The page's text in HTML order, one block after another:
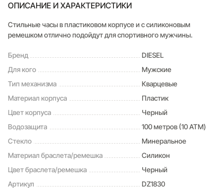
ОПИСАНИЕ И ХАРАКТЕРИСТИКИ
Стильные часы в пластиковом корпусе и с силиконовым
ремешком отлично подойдут для спортивного мужчины.
Бренд
DIESEL
Для кого
Мужские
Тип механизма
Кварцевые
Материал корпуса
Пластик
Цвет корпуса
Черный
Водозащита
100 метров (10 ATM)
Стекло
Минеральное
Материал браслета/ремешка
Силикон
Цвет браслета/ремешка
Черный
Артикул
DZ1830